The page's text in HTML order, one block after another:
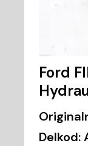
Ford
Delkod: